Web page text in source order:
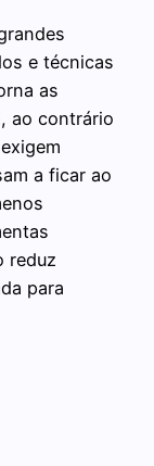
e técnicas
as
ao contrário
a ficar ao
reduz
para